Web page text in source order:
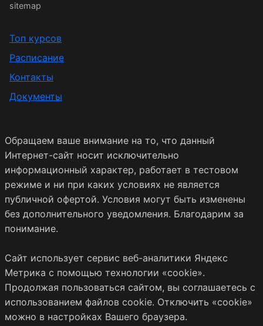
sitemap
Топ курсов
Расписание
Контакты
Документы
Обращаем ваше внимание на то, что данный
Интернет-сайт носит исключительно
информационный характер, работает в тестовом
режиме и ни при каких условиях не является
публичной офертой. Условия могут быть изменены
без дополнительного уведомления. Благодарим за
понимание.
Сайт использует сервис веб-аналитики Яндекс
Метрика с помощью технологии «cookie».
Продолжая пользоваться сайтом, вы соглашаетесь с
использованием файлов cookie. Отключить «cookie»
можно в настройках Вашего браузера.